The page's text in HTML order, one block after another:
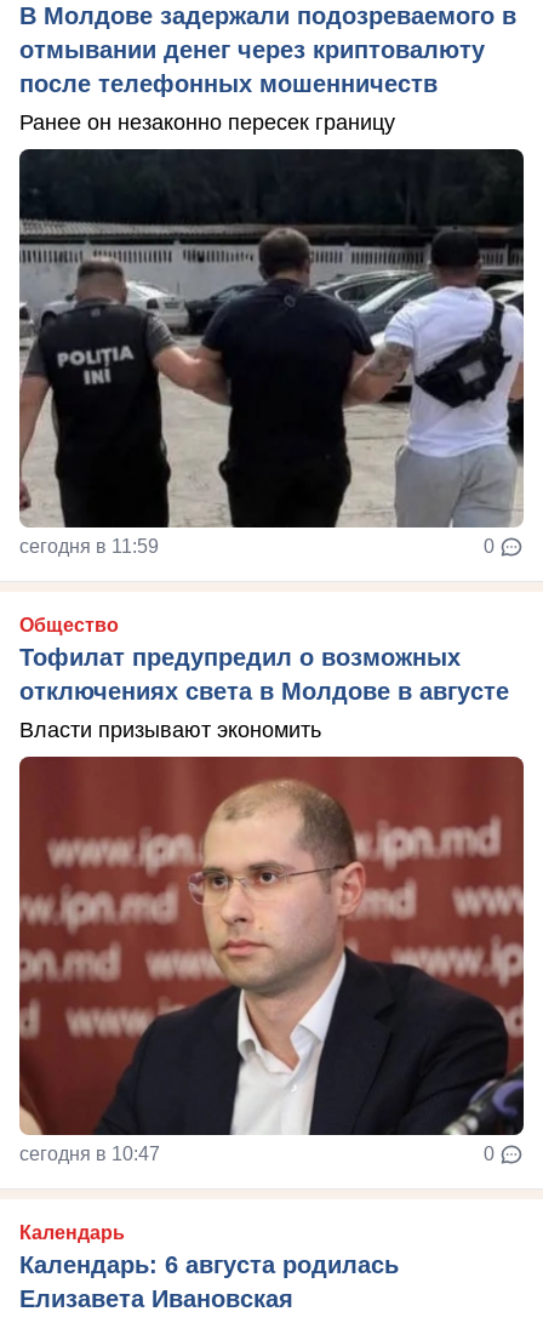
В Молдове задержали подозреваемого в
отмывании денег через криптовалюту
после телефонных мошенничеств
Ранее он незаконно пересек границу
сегодня в 11:59 0
Общество
Тофилат предупредил о возможных
отключениях света в Молдове в августе
Власти призывают экономить
сегодня в 10:47 0
Календарь
Календарь: 6 августа родилась
Елизавета Ивановская